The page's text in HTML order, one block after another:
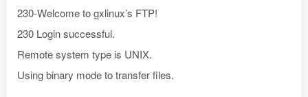
230-Welcome to gxlinux’s FTP!
230 Login successful.
Remote system type is UNIX.
Using binary mode to transfer files.